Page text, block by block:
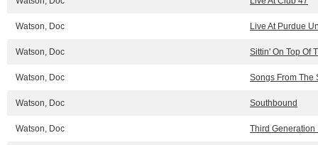
Watson, Doc Live At Purdue
Watson, Doc Sittin' On Top Of
Watson, Doc Songs From The
Watson, Doc Southbound
Watson, Doc Third Generation